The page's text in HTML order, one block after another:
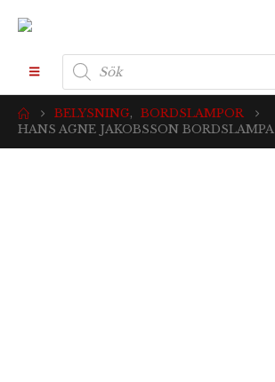
Produktsökning
BELYSNING, BORDSLAMPOR
HANS AGNE JAKOBSSON BORDSLAMPA